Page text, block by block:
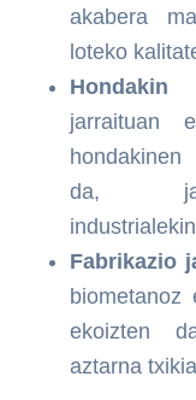
akabera
loteko
Hondakin
jarraituan
da,
Fabrikazio
biometanoz
ekoizten
aztarna